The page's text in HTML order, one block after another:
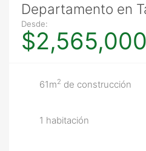
Departamento en
Desde:
$2,565,000
61m2 de construcción
1 habitación